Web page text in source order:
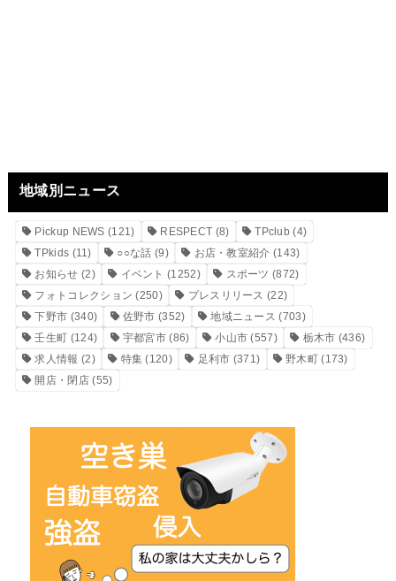
地域別ニュース
Pickup NEWS (121) RESPECT (8) TPclub (4)
TPkids (11) ○○な話 (9) お店・教室紹介 (143)
お知らせ (2) イベント (1252) スポーツ (872)
フォトコレクション (250) プレスリリース (22)
下野市 (340) 佐野市 (352) 地域ニュース (703)
壬生町 (124) 宇都宮市 (86) 小山市 (557) 栃木市 (436)
求人情報 (2) 特集 (120) 足利市 (371) 野木町(173)
開店・閉店(55)